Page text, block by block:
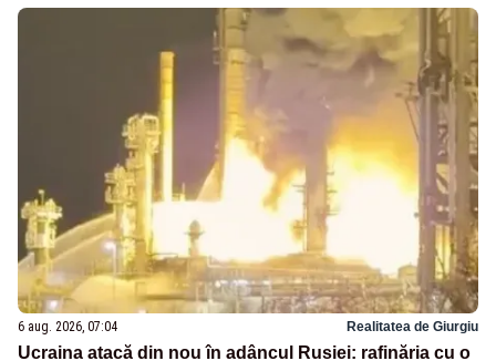
6 aug. 2026, 07:04 Realitatea de Giurgiu
Ucraina atacă din nou în adâncul Rusiei: rafinăria cu o